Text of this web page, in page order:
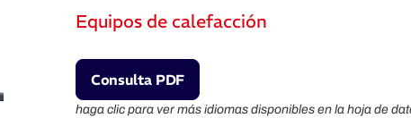
Equipos de calefacción
Consulta PDF
haga clic para ver más idiomas disponibles en la hoja de